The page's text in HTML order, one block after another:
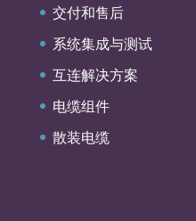
交付和售后
系统集成与测试
互连解决方案
电缆组件
散装电缆